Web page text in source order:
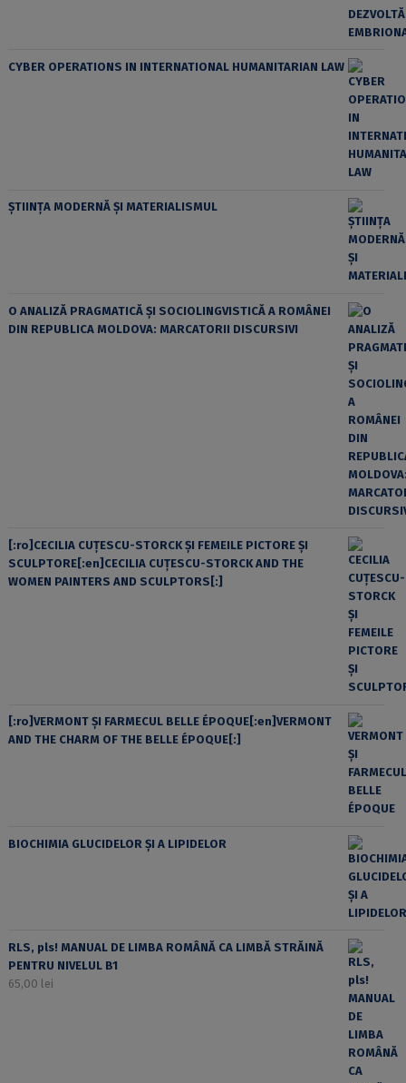
CYBER OPERATIONS IN INTERNATIONAL HUMANITARIAN LAW
ȘTIINȚA MODERNĂ ȘI MATERIALISMUL
O ANALIZĂ PRAGMATICĂ ȘI SOCIOLINGVISTICĂ A ROMÂNEI
DIN REPUBLICA MOLDOVA: MARCATORII DISCURSIVI
[:ro]CECILIA CUŢESCU-STORCK ŞI FEMEILE PICTORE ŞI
SCULPTORE[:en]CECILIA CUŢESCU-STORCK AND THE
WOMEN PAINTERS AND SCULPTORS[:]
[:ro]VERMONT ȘI FARMECUL BELLE ÉPOQUE[:en]VERMONT
AND THE CHARM OF THE BELLE ÉPOQUE[:]
BIOCHIMIA GLUCIDELOR ȘI A LIPIDELOR
RLS, pls! MANUAL DE LIMBA ROMÂNĂ CA LIMBĂ STRĂINĂ
PENTRU NIVELUL B1
65,00 lei